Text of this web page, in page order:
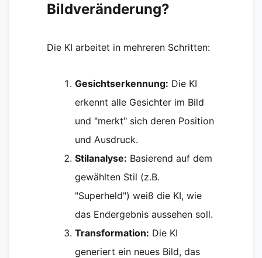
Bildveränderung?
Die KI arbeitet in mehreren Schritten:
Gesichtserkennung: Die KI
erkennt alle Gesichter im Bild
und "merkt" sich deren Position
und Ausdruck.
Stilanalyse: Basierend auf dem
gewählten Stil (z.B.
"Superheld") weiß die KI, wie
das Endergebnis aussehen soll.
Transformation: Die KI
generiert ein neues Bild, das